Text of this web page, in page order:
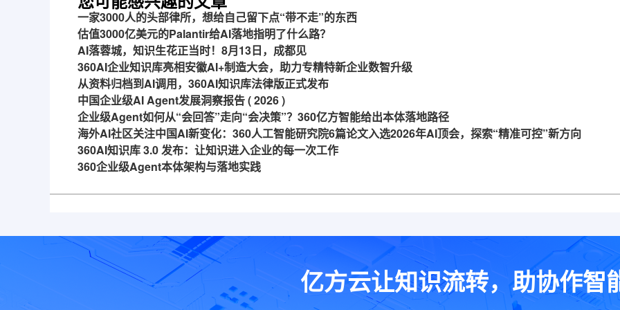
一家3000人的头部律所，想给自己留下点“带不走”的东西
估值3000亿美元的Palantir给AI落地指明了什么路？
AI落蓉城，知识生花正当时！8月13日，成都见
360AI企业知识库亮相安徽AI+制造大会，助力专精特新企业数智升级
从资料归档到AI调用，360AI知识库法律版正式发布
中国企业级AI Agent发展洞察报告 ( 2026 )
企业级Agent如何从“会回答”走向“会决策”？360亿方智能给出本体落地路径
海外AI社区关注中国AI新变化：360人工智能研究院6篇论文入选2026年AI顶会，探索“精准可控”新方向
360AI知识库 3.0 发布：让知识进入企业的每一次工作
360企业级Agent本体架构与落地实践
亿方云让知识流转，助协作智